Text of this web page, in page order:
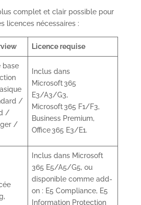
complet et clair possible pour
licences nécessaires :
Licence requise
base
/
/
/
Inclus dans
Microsoft 365
E3/A3/G3,
Microsoft 365 F1/F3,
Business Premium,
Office 365 E3/E1.
Inclus dans Microsoft
365 E5/A5/G5, ou
disponible comme add-
on : E5 Compliance, E5
Information Protection